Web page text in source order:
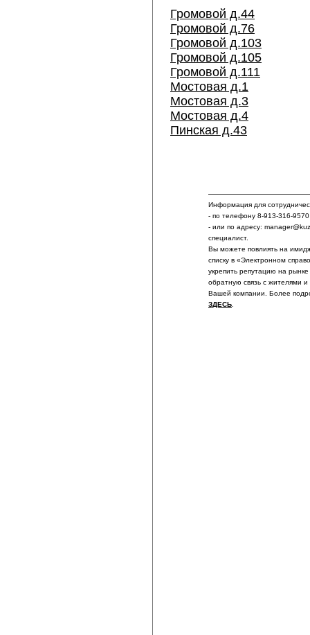
Громовой д.44
Громовой д.76
Громовой д.103
Громовой д.105
Громовой д.111
Мостовая д.1
Мостовая д.3
Мостовая д.4
Пинская д.43
Информация для
- по телефону 8-913-316-9570
- или по адресу:
специалист.
Вы можете повлиять на
списку в «Электронном
укрепить репутацию на
обратную связь с жителями и
Вашей компании. Более
ЗДЕСЬ